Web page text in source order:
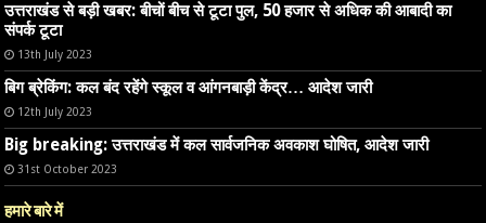
उत्तराखंड से बड़ी खबर: बीचों बीच से टूटा पुल, 50 हजार से अधिक की आबादी का
संपर्क टूटा
13th July 2023
बिग ब्रेकिंग: कल बंद रहेंगे स्कूल व आंगनबाड़ी केंद्र… आदेश जारी
12th July 2023
Big breaking: उत्तराखंड में कल सार्वजनिक अवकाश घोषित, आदेश जारी
31st October 2023
हमारे बारे में